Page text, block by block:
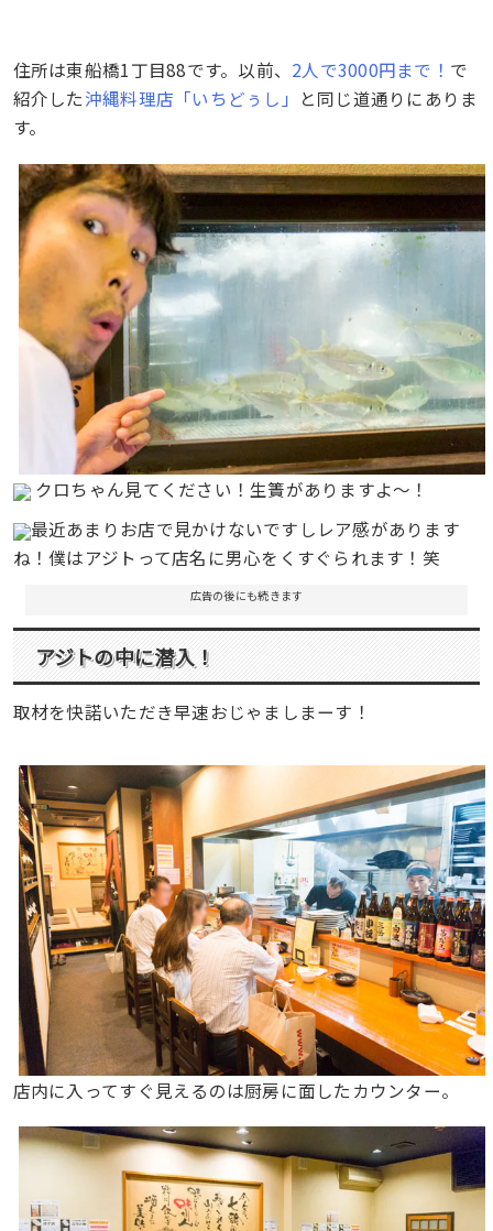
住所は東船橋1丁目88です。以前、 2人で3000円まで！ で
紹介した沖縄料理店「いちどぅし」 と同じ道通りにありま
す。
クロちゃん見てください！生簀がありますよ〜！
最近あまりお店で見かけないですしレア感があります
ね！僕はアジトって店名に男心をくすぐられます！笑
広告の後にも続きます
アジトの中に潜入！
取材を快諾いただき早速おじゃましまーす！
店内に入ってすぐ見えるのは厨房に面したカウンター。